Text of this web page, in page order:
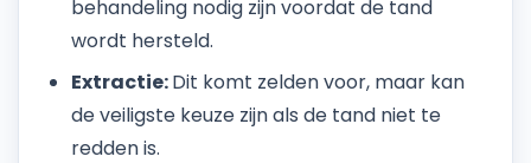
behandeling nodig zijn voordat de tand
wordt hersteld.
Extractie:Dit komt zelden voor, maar kan
de veiligste keuze zijn als de tand niet te
redden is.